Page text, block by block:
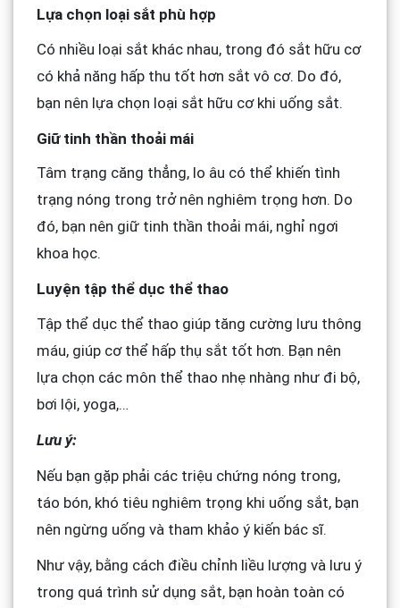
Lựa chọn loại sắt phù hợp
Có nhiều loại sắt khác nhau, trong đó sắt hữu cơ
có khả năng hấp thu tốt hơn sắt vô cơ. Do đó,
bạn nên lựa chọn loại sắt hữu cơ khi uống sắt.
Giữ tinh thần thoải mái
Tâm trạng căng thẳng, lo âu có thể khiến tình
trạng nóng trong trở nên nghiêm trọng hơn. Do
đó, bạn nên giữ tinh thần thoải mái, nghỉ ngơi
khoa học.
Luyện tập thể dục thể thao
Tập thể dục thể thao giúp tăng cường lưu thông
máu, giúp cơ thể hấp thụ sắt tốt hơn. Bạn nên
lựa chọn các môn thể thao nhẹ nhàng như đi bộ,
bơi lội, yoga,…
Lưu ý:
Nếu bạn gặp phải các triệu chứng nóng trong,
táo bón, khó tiêu nghiêm trọng khi uống sắt, bạn
nên ngừng uống và tham khảo ý kiến bác sĩ.
Như vậy, bằng cách điều chỉnh liều lượng và lưu ý
trong quá trình sử dụng sắt, bạn hoàn toàn có